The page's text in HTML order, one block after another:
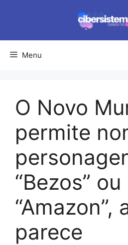
conteúdo
Menu
O Novo
permite
“Bezos” ou
“Amazon”,
parece